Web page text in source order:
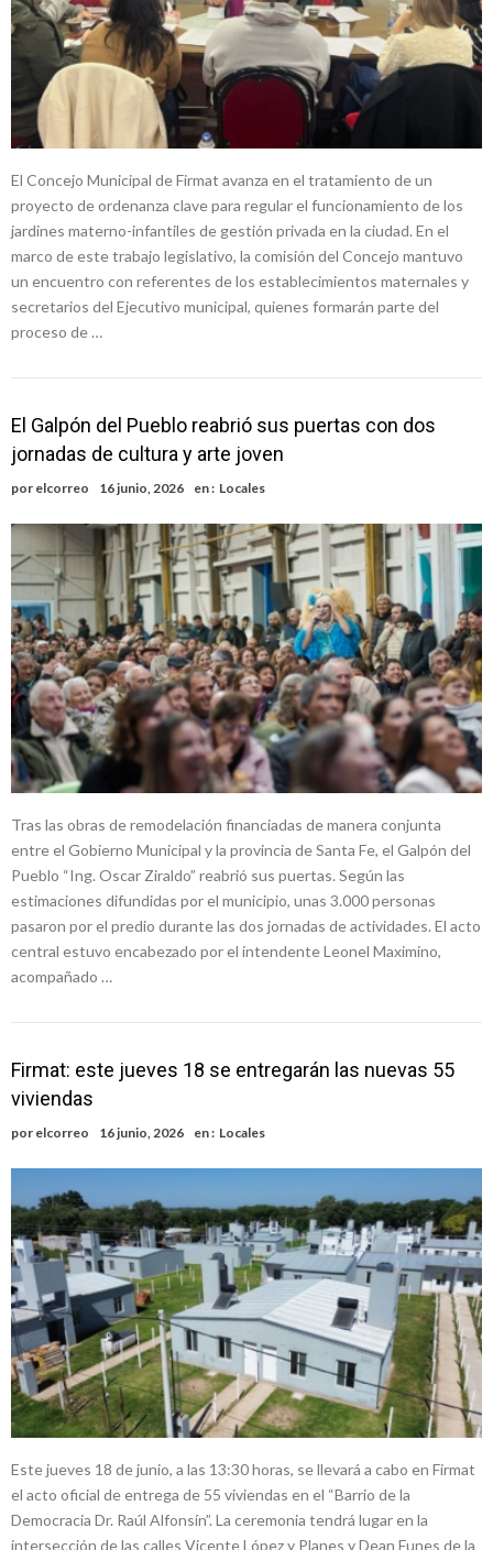
El Concejo Municipal de Firmat avanza en el tratamiento de un
proyecto de ordenanza clave para regular el funcionamiento de los
jardines materno-infantiles de gestión privada en la ciudad. En el
marco de este trabajo legislativo, la comisión del Concejo mantuvo
un encuentro con referentes de los establecimientos maternales y
secretarios del Ejecutivo municipal, quienes formarán parte del
proceso de …
El Galpón del Pueblo reabrió sus puertas con dos
jornadas de cultura y arte joven
por elcorreo 16 junio, 2026 en : Locales
Tras las obras de remodelación financiadas de manera conjunta
entre el Gobierno Municipal y la provincia de Santa Fe, el Galpón del
Pueblo “Ing. Oscar Ziraldo” reabrió sus puertas. Según las
estimaciones difundidas por el municipio, unas 3.000 personas
pasaron por el predio durante las dos jornadas de actividades. El acto
central estuvo encabezado por el intendente Leonel Maximino,
acompañado …
Firmat: este jueves 18 se entregarán las nuevas 55
viviendas
por elcorreo 16 junio, 2026 en : Locales
Este jueves 18 de junio, a las 13:30 horas, se llevará a cabo en Firmat
el acto oficial de entrega de 55 viviendas en el “Barrio de la
Democracia Dr. Raúl Alfonsín”. La ceremonia tendrá lugar en la
intersección de las calles Vicente López y Planes y Dean Funes de la